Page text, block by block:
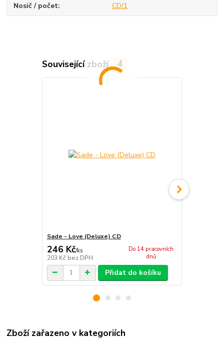
Nosič / počet CD/1
Související zboží 4
Sade - Love (Deluxe) CD
246 Kč/ks
203 Kč bez DPH
Do 14 pracovních
dnů
Přidat do košíku
Zboží zařazeno v kategoriích